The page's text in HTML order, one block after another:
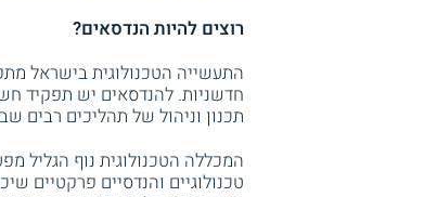
רוצים להיות הנדסאים?
התעשייה הטכנולוגית בישראל
חדשניות. להנדסאים יש תפקיד
תכנון וניהול של תהליכים רבים
המכללה הטכנולוגית נוף הגליל
טכנולוגיים והנדסיים פרקטיים